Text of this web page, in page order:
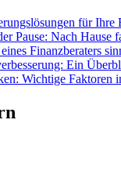
für Ihre
Pause: Nach Hause
Finanzberaters
Ein
Wichtige Faktoren